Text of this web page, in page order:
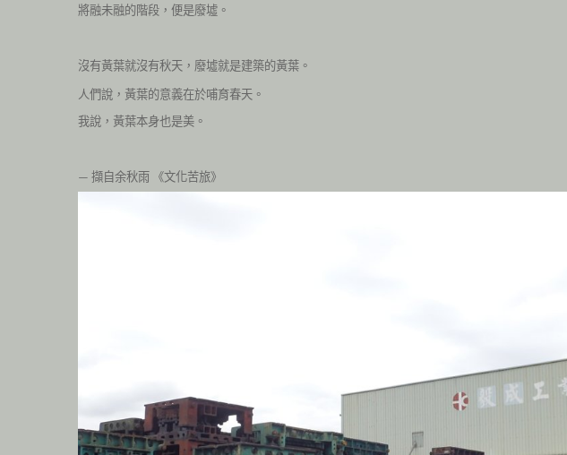
將融未融的階段，便是廢墟。
沒有黃葉就沒有秋天，廢墟就是建築的黃葉。
人們說，黃葉的意義在於哺育春天。
我說，黃葉本身也是美。
— 擷自余秋雨 《文化苦旅》